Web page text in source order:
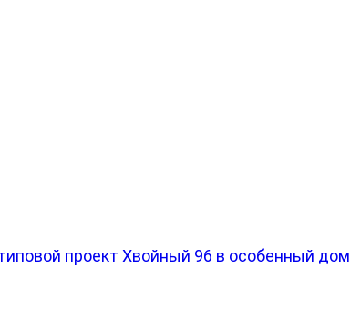
проект Хвойный 96 в особенный дом